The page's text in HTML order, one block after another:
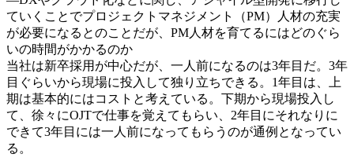
ていくことでプロジェクトマネジメント（PM）人材の充実
が必要になるとのことだが、PM人材を育てるにはどのぐら
いの時間がかかるのか
当社は新卒採用が中心だが、一人前になるのは3年目だ。3年
目ぐらいから現場に投入して独り立ちできる。1年目は、上
期は基本的にはコストと考えている。下期から現場投入し
て、徐々にOJTで仕事を覚えてもらい、2年目にそれなりに
できて3年目には一人前になってもらうのが通例となってい
る。